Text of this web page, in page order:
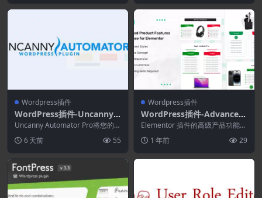
Wordpress插件
WordPress插件-Uncanny
Automator Pro 7.4.0.1
Uncanny Automator Pro将您的
6 天前 55
Wordpress插件
WordPress插件-Advanced
Product Features Showca
se for Elementor 1.0.3
Elementor 插件的高级产品功能展
一，可在您的...
1 年前 29